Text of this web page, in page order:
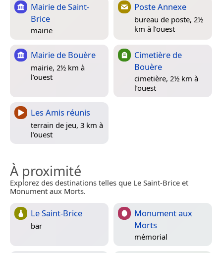
Mairie de Saint-
Brice
mairie
Poste Annexe
bureau de poste, 2½
km à l’ouest
Mairie de Bouère
mairie, 2½ km à
l’ouest
Cimetière de
Bouère
cimetière, 2½ km à
l’ouest
Les Amis réunis
terrain de jeu, 3 km à
l’ouest
À proximité
Explorez des destinations telles que Le Saint-Brice et
Monument aux Morts.
Le Saint-Brice
bar
Monument aux
Morts
mémorial